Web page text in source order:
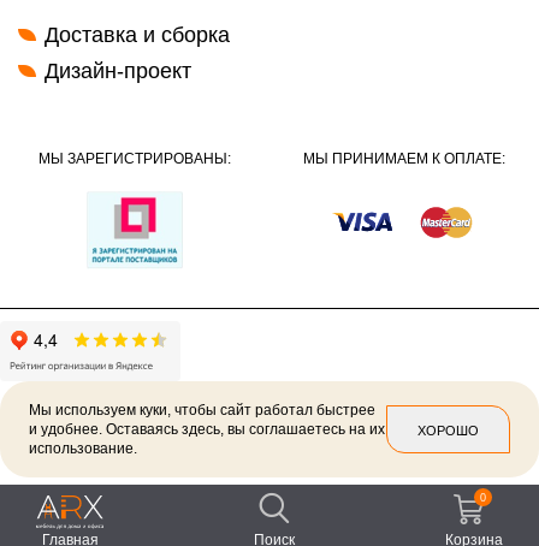
Доставка и сборка
Дизайн-проект
МЫ ЗАРЕГИСТРИРОВАНЫ: МЫ ПРИНИМАЕМ К ОПЛАТЕ:
2026 © Политика конфиденциальности
Главная Поиск
0
Корзина
Мы используем куки, чтобы сайт работал быстрее
и удобнее. Оставаясь здесь, вы соглашаетесь на их
использование.
ХОРОШО